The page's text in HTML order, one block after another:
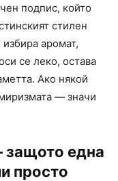
подпис, който
стилен
аромат,
се леко, остава
Ако някой
— значи
защото една
просто